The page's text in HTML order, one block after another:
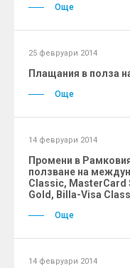
Още
25 февруари 2014
Плащания в полза
Още
14 февруари 2014
Промени в
ползване на
Classic, MasterCard
Gold, Billa-Visa
Още
14 февруари 2014